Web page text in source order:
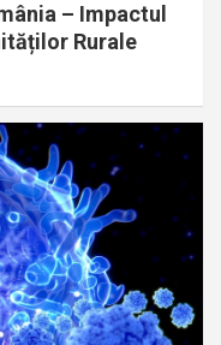
– Impactul
Rurale